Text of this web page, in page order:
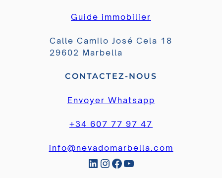
Guide immobilier
Calle Camilo José Cela 18
29602 Marbella
CONTACTEZ-NOUS
Envoyer Whatsapp
+34 607 77 97 47
info@nevadomarbella.com
LinkedIn InstagramFacebook YouTube